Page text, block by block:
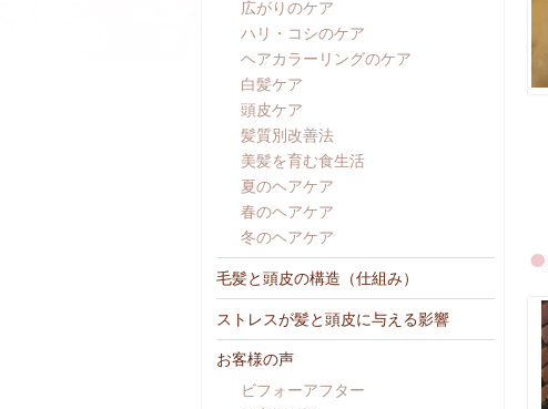
広がりのケア
ハリ・コシのケア
ヘアカラーリングのケア
白髪ケア
頭皮ケア
髪質別改善法
美髪を育む食生活
夏のヘアケア
春のヘアケア
冬のヘアケア
毛髪と頭皮の構造（仕組み）
ストレスが髪と頭皮に与える影響
お客様の声
ビフォーアフター